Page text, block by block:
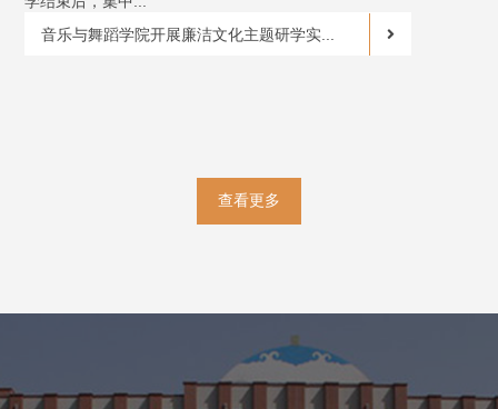
音乐与舞蹈学院开展廉洁文化主题研学实...
查看更多